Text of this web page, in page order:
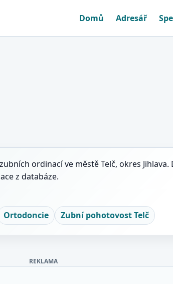
Domů Adresář
ordinací ve městě Telč, okres Jihlava.
z databáze.
Ortodoncie Zubní pohotovost Telč
REKLAMA